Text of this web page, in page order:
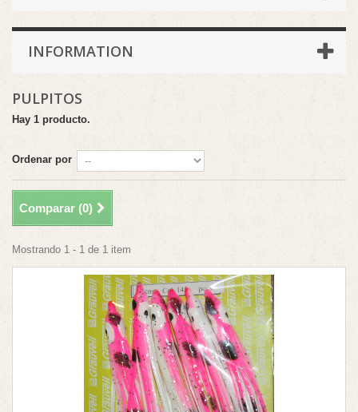
INFORMATION
PULPITOS
Hay 1 producto.
Ordenar por
Comparar (0)
Mostrando 1 - 1 de 1 item